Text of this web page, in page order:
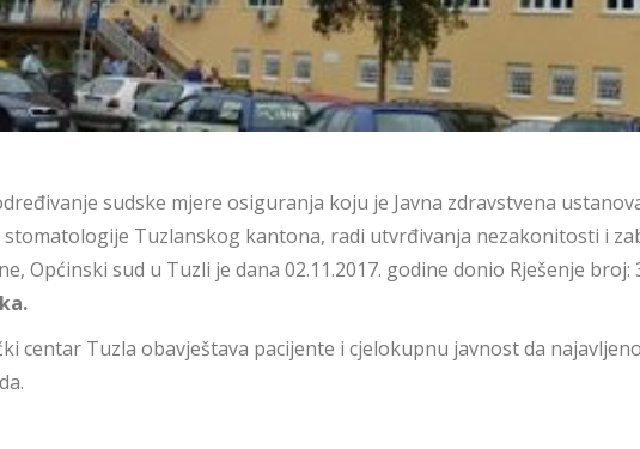
sudske mjere osiguranja koju je Javna zdravstvena
Tuzlanskog kantona, radi utvrđivanja nezakonitosti i
Općinski sud u Tuzli je dana 02.11.2017. godine donio Rješenje broj:
centar Tuzla obavještava pacijente i cjelokupnu javnost da